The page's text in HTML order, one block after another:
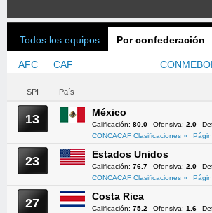
Todos los equipos Por confederación
AFC CAF CONMEBOL
SPI País
13 México
Calificación: 80.0 Ofensiva: 2.0
CONCACAF Clasificaciones »
23 Estados Unidos
Calificación: 76.7 Ofensiva: 2.0
CONCACAF Clasificaciones »
27 Costa Rica
Calificación: 75.2 Ofensiva: 1.6